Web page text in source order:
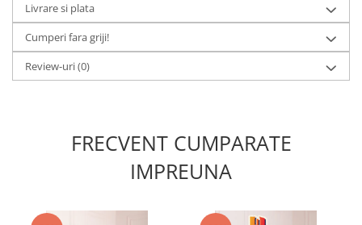
Livrare si plata
Cumperi fara griji!
Review-uri(0)
FRECVENT CUMPARATE
IMPREUNA